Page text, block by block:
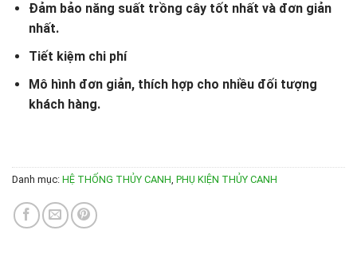
Đảm bảo năng suất trồng cây tốt nhất và đơn giản
nhất.
Tiết kiệm chi phí
Mô hình đơn giản, thích hợp cho nhiều đối tượng
khách hàng.
Danh mục: HỆ THỐNG THỦY CANH, PHỤ KIỆN THỦY CANH